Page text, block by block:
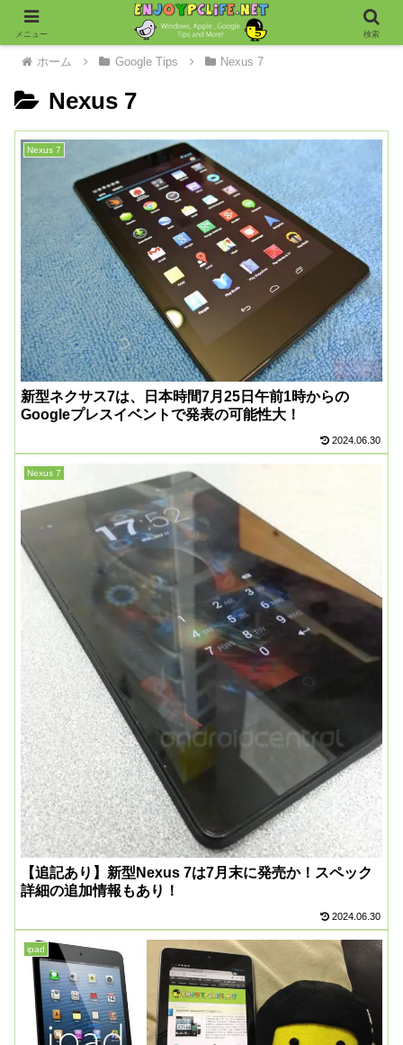
ホーム Google Tips Nexus 7
Nexus 7
Nexus 7
新型ネクサス7は、日本時間7月25日午前1時からの
Googleプレスイベントで発表の可能性大！
2024.06.30
Nexus 7
【追記あり】新型Nexus 7は7月末に発売か！スペック
詳細の追加情報もあり！
2024.06.30
ipad
メニュー 検索